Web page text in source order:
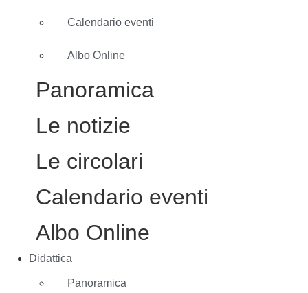
Calendario eventi
Albo Online
Panoramica
Le notizie
Le circolari
Calendario eventi
Albo Online
Didattica
Panoramica